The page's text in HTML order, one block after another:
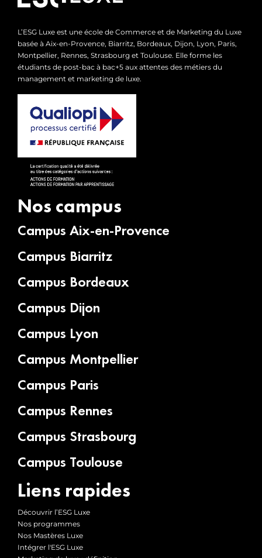
L’ESG Luxe est une école de Commerce et de Marketing du Luxe
basée à Aix-en-Provence, Biarritz, Bordeaux, Dijon, Lyon, Paris,
Montpellier, Rennes, Strasbourg et Toulouse. Elle forme les
étudiants de post-bac à bac+5 aux attentes des métiers du
management et marketing de luxe.
Nos campus
Campus Aix-en-Provence
Campus Biarritz
Campus Bordeaux
Campus Dijon
Campus Lyon
Campus Montpellier
Campus Paris
Campus Rennes
Campus Strasbourg
Campus Toulouse
Liens rapides
Découvrir l’ESG Luxe
Nos programmes
Nos Mastères Luxe
Intégrer l'ESG Luxe